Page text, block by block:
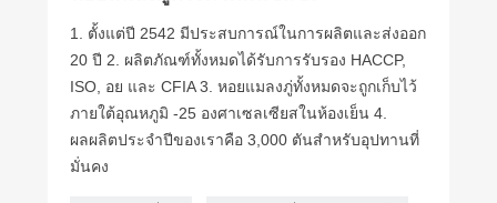
1. ตั้งแต่ปี 2542 มีประสบการณ์ในการผลิตและส่งออก
20 ปี 2. ผลิตภัณฑ์ทั้งหมดได้รับการรับรอง HACCP,
ISO, อย และ CFIA 3. หอยแมลงภู่ทั้งหมดจะถูกเก็บไว้
ภายใต้อุณหภูมิ -25 องศาเซลเซียสในห้องเย็น 4.
ผลผลิตประจำปีของเราคือ 3,000 ตันสำหรับอุปทานที่
มั่นคง